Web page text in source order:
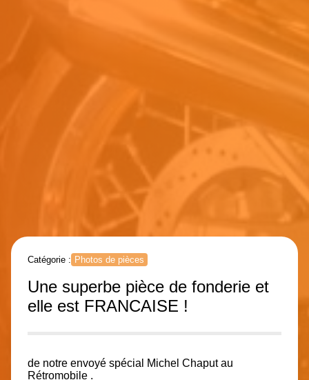
Catégorie : Photos de pièces
Une superbe pièce de fonderie et
elle est FRANCAISE !
de notre envoyé spécial Michel Chaputau
Rétromobile .